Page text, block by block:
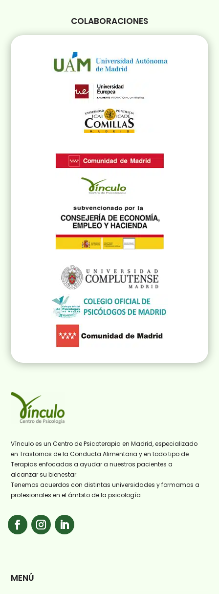
COLABORACIONES
Vínculo es un Centro de Psicoterapia en Madrid, especializado
en Trastornos de la Conducta Alimentaria y en todo tipo de
Terapias enfocadas a ayudar a nuestros pacientes a
alcanzar su bienestar.
Tenemos acuerdos con distintas universidades y formamos a
profesionales en el ámbito de la psicología
MENÚ